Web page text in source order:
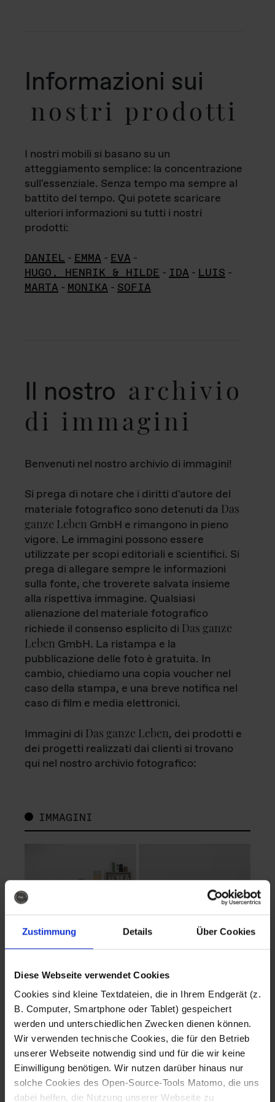
Zustimmung Details Über Cookies
Diese Webseite verwendet Cookies
Cookies sind kleine Textdateien, die in Ihrem Endgerät (z.
B. Computer, Smartphone oder Tablet) gespeichert
werden und unterschiedlichen Zwecken dienen können.
Wir verwenden technische Cookies, die für den Betrieb
unserer Webseite notwendig sind und für die wir keine
Einwilligung benötigen. Wir nutzen darüber hinaus nur
solche Cookies des Open-Source-Tools Matomo, die uns
dabei helfen, die Nutzung unserer Webseite zu
Informazioni sui
nostri prodotti
I nostri mobili si basano su un
atteggiamento semplice: la concentrazione
sull'essenziale. Senza tempo ma sempre al
battito del tempo. Qui potete scaricare
ulteriori informazioni su tutti i nostri
prodotti:
DANIEL - EMMA - EVA -
HUGO, HENRIK & HILDE - IDA - LUIS -
MARTA - MONIKA - SOFIA
Il nostro archivio
di immagini
Benvenuti nel nostro archivio di immagini!
Si prega di notare che i diritti d'autore del
materiale fotografico sono detenuti da Das
ganze Leben GmbH e rimangono in pieno
vigore. Le immagini possono essere
utilizzate per scopi editoriali e scientifici. Si
prega di allegare sempre le informazioni
sulla fonte, che troverete salvata insieme
alla rispettiva immagine. Qualsiasi
alienazione del materiale fotografico
richiede il consenso esplicito di Das ganze
Leben GmbH. La ristampa e la
pubblicazione delle foto è gratuita. In
cambio, chiediamo una copia voucher nel
caso della stampa, e una breve notifica nel
caso di film e media elettronici.
Immagini di Das ganze Leben, dei prodotti e
dei progetti realizzati dai clienti si trovano
qui nel nostro archivio fotografico:
IMMAGINI
Fotografo: Lorenz
Sternbach
Download
Fotografo: Lorenz
Sternbach
Download